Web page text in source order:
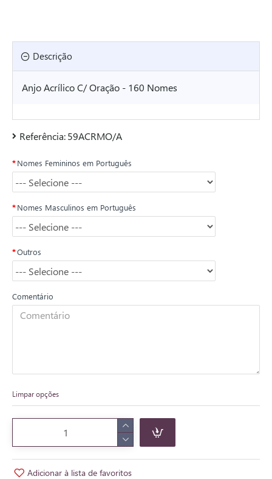
Descrição
Anjo Acrílico C/ Oração - 160 Nomes
Referência:59ACRMO/A
Nomes Femininos em Português
Nomes Masculinos em Português
Outros
Comentário
Limpar opções
Adicionar à lista de favoritos